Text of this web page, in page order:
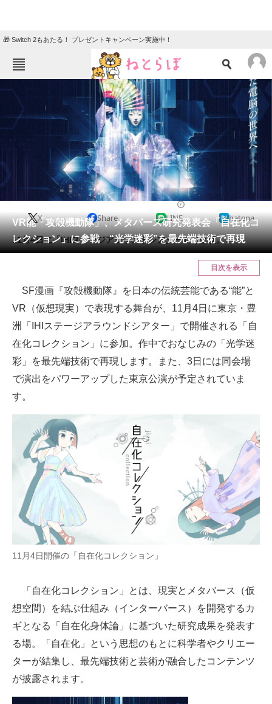
🎁 Switch 2もあたる！ プレゼントキャンペーン実施中！
TOP ニュース
エンタメ クイズ
地域
住まい 教育・育児
リサーチ
会員記事
メディア
ITの今と未来を見通す
スマホと通信の最新トレンド
進化するPCとデバイスの未来
好きが集まる 比べて選べる
AI活用のいまが分かる
企業ITのトレンドを詳説
経営リーダーのコミュニティ
マーケ×ITの今がよく分かる
ITエンジニア向け専門サイト
企業向けIT製品の総合サイト
IT製品の技術・比較・事例
製造業のIT導入・活用を支援
モノづくり技術者専門サイト
エレクトロニクス専門サイト
VR能「攻殻機動隊」、メタバース研究発表会「自在化コ
レクション」に参戦 “光学迷彩”を最先端技術で再現
X Share LINE hatena
11月4日に「IHIステージアラウンドシアター」で公演。
目次を表示
SF漫画『攻殻機動隊』を日本の伝統芸能である“能”と
VR（仮想現実）で表現する舞台が、11月4日に東京・豊
洲「IHIステージアラウンドシアター」で開催される「自
在化コレクション」に参加。作中でおなじみの「光学迷
彩」を最先端技術で再現します。また、3日には同会場
で演出をパワーアップした東京公演が予定されていま
す。
11月4日開催の「自在化コレクション」
「自在化コレクション」とは、現実とメタバース（仮
想空間）を結ぶ仕組み（インターバース）を開発するカ
ギとなる「自在化身体論」に基づいた研究成果を発表す
る場。「自在化」という思想のもとに科学者やクリエー
ターが結集し、最先端技術と芸術が融合したコンテンツ
が披露されます。